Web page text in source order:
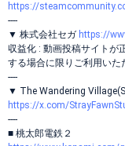
https://
----
▼ 株式会社セガ https://
収益化 : 動画投稿サイトが
する場合に限りご利用いた
----
▼ The Wandering
https://x.com/
----
■ 桃太郎電鉄２